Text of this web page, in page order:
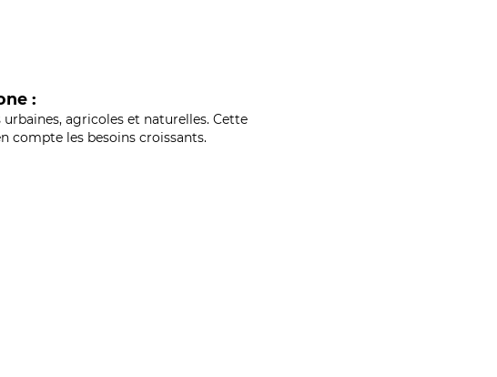
:
agricoles et naturelles. Cette
compte les besoins croissants.